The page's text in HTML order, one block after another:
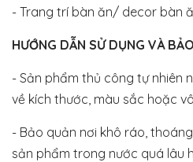
- Trang trí bàn ăn/ decor bàn
HƯỚNG DẪN SỬ DỤNG VÀ
- Sản phẩm thủ công tự nhiên
về kích thước, màu sắc hoặc
- Bảo quản nơi khô ráo,
sản phẩm trong nước quá lâu